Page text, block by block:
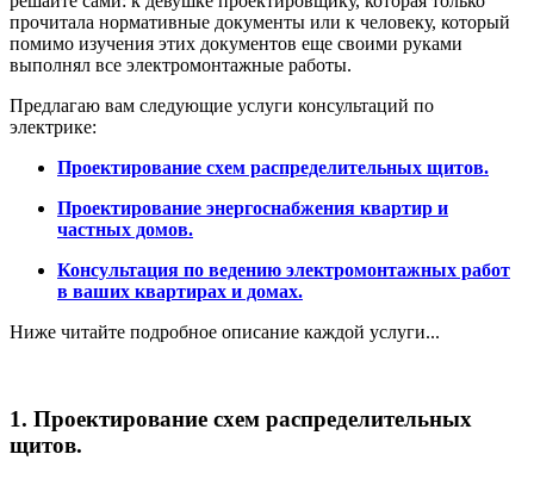
прочитала нормативные документы или к человеку, который
помимо изучения этих документов еще своими руками
выполнял все электромонтажные работы.
Предлагаю вам следующие услуги консультаций по
электрике:
Проектирование схем распределительных щитов.
Проектирование энергоснабжения квартир и
частных домов.
Консультация по ведению электромонтажных работ
в ваших квартирах и домах.
Ниже читайте подробное описание каждой услуги...
1. Проектирование схем распределительных
щитов.